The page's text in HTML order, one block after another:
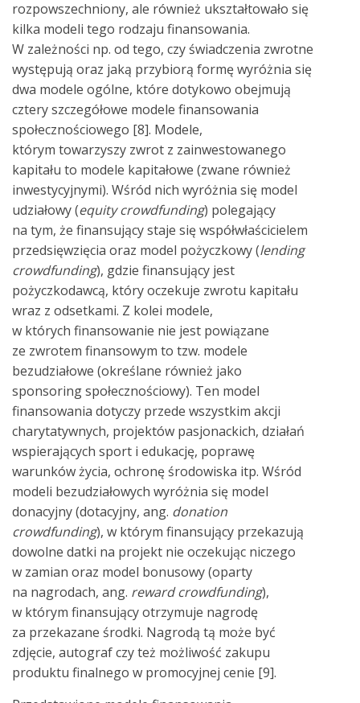
rozpowszechniony, ale również ukształtowało się
kilka modeli tego rodzaju finansowania.
W zależności np. od tego, czy świadczenia zwrotne
występują oraz jaką przybiorą formę wyróżnia się
dwa modele ogólne, które dotykowo obejmują
cztery szczegółowe modele finansowania
społecznościowego [8]. Modele,
którym towarzyszy zwrot z zainwestowanego
kapitału to modele kapitałowe (zwane również
inwestycyjnymi). Wśród nich wyróżnia się model
udziałowy (equity crowdfunding) polegający
na tym, że finansujący staje się współwłaścicielem
przedsięwzięcia oraz model pożyczkowy (lending
crowdfunding), gdzie finansujący jest
pożyczkodawcą, który oczekuje zwrotu kapitału
wraz z odsetkami. Z kolei modele,
w których finansowanie nie jest powiązane
ze zwrotem finansowym to tzw. modele
bezudziałowe (określane również jako
sponsoring społecznościowy). Ten model
finansowania dotyczy przede wszystkim akcji
charytatywnych, projektów pasjonackich, działań
wspierających sport i edukację, poprawę
warunków życia, ochronę środowiska itp. Wśród
modeli bezudziałowych wyróżnia się model
donacyjny (dotacyjny, ang. donation
crowdfunding), w którym finansujący przekazują
dowolne datki na projekt nie oczekując niczego
w zamian oraz model bonusowy (oparty
na nagrodach, ang. reward crowdfunding),
w którym finansujący otrzymuje nagrodę
za przekazane środki. Nagrodą tą może być
zdjęcie, autograf czy też możliwość zakupu
produktu finalnego w promocyjnej cenie [9].